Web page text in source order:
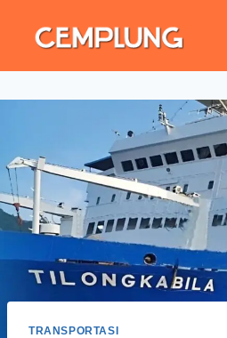
TRANSPORTASI